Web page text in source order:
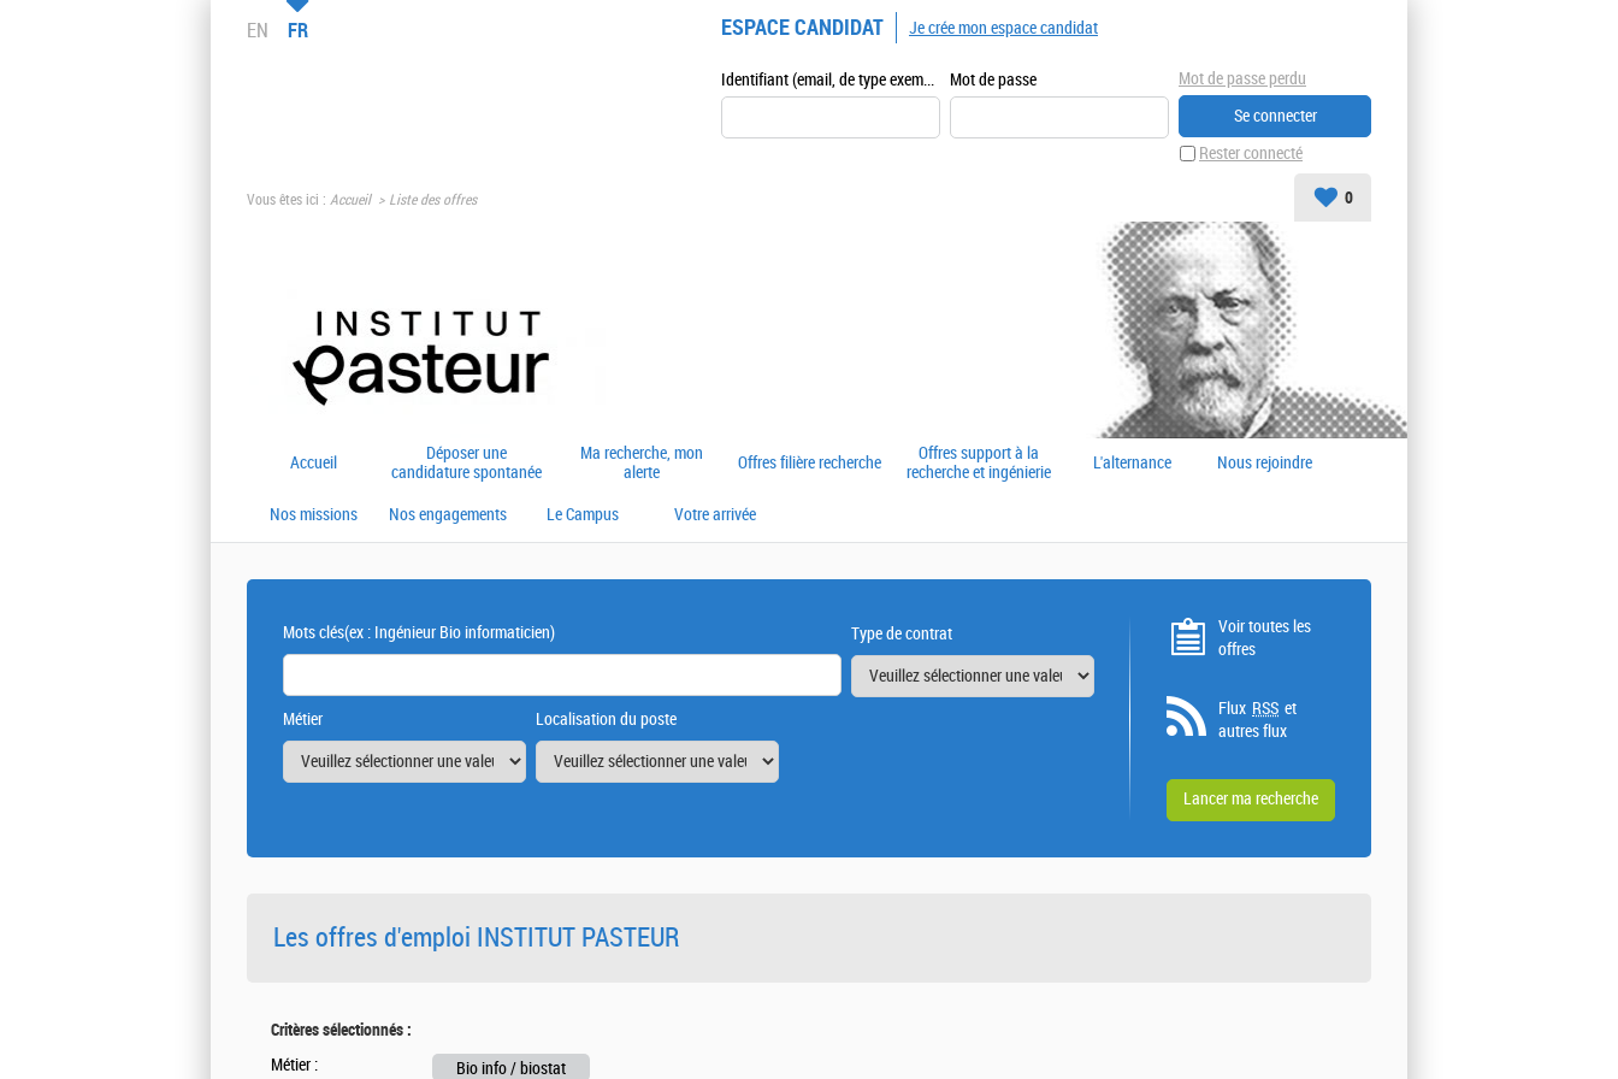
EN FR ESPACE CANDIDAT
Identifiant (email, de type exemple@exemple.fr) Mot de passe
Rester connecté
Mot de passe perdu
Je crée mon espace candidat
Vous êtes ici : Accueil Liste des offres 0
Accueil
Déposer une
candidature spontanée
Ma recherche, mon
alerte
Offres filière recherche
Offres support à la
recherche et ingénierie
L'alternance Nous rejoindre
Nos missions Nos engagements Le Campus Votre arrivée
Mots clés(ex : Ingénieur Bio informaticien) Type de contrat
Métier Localisation du poste
Voir toutes les
offres
Flux RSS et
autres flux
Les offres d'emploi INSTITUT PASTEUR
Critères sélectionnés :
Métier : Bio info / biostat